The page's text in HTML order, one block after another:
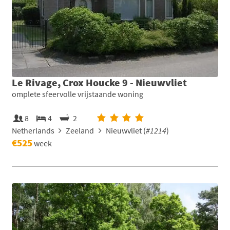
Le Rivage, Crox Houcke 9 - Nieuwvliet
omplete sfeervolle vrijstaande woning
8 4
2
Netherlands
Zeeland Nieuwvliet (#1214)
€525week